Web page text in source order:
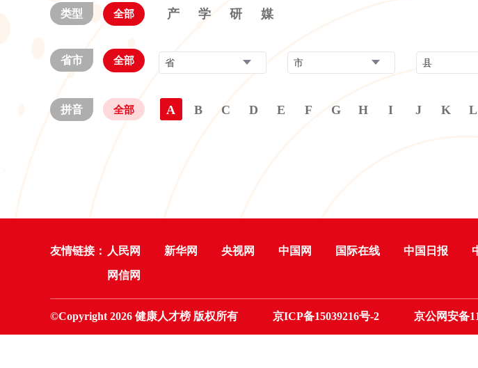
类型 全部 产 学 研 媒
省市 全部 省 市 县
拼音 全部 A B C D E F G H I J K L
友情链接： 人民网 新华网 央视网 中国网 国际在线 中国日报
网信网
©Copyright 2026 健康人才榜 版权所有 京ICP备15039216号-2 京公网安备